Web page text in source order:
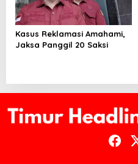
Kasus Reklamasi Amahami,
Jaksa Panggil 20 Saksi